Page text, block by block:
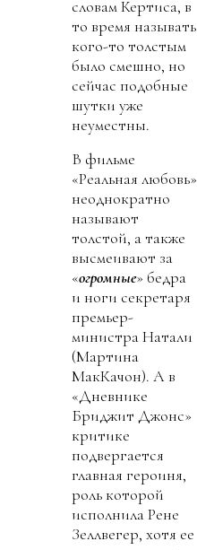
словам Кертиса, в
то время называть
кого-то толстым
было смешно, но
сейчас подобные
шутки уже
неуместны.
В фильме
«Реальная любовь»
неоднократно
называют
толстой, а также
высмеивают за
«огромные» бедра
и ноги секретаря
премьер-
министра Натали
(Мартина
МакКачон). А в
«Дневнике
Бриджит Джонс»
критике
подвергается
главная героиня,
роль которой
исполнила Рене
Зеллвегер, хотя ее